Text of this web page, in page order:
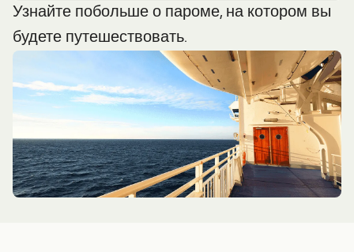
Узнайте побольше о пароме, на котором вы
будете путешествовать.